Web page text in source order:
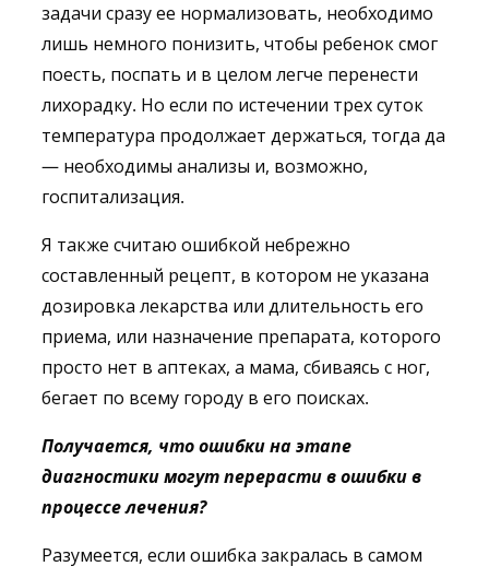
задачи сразу ее нормализовать, необходимо
лишь немного понизить, чтобы ребенок смог
поесть, поспать и в целом легче перенести
лихорадку. Но если по истечении трех суток
температура продолжает держаться, тогда да
— необходимы анализы и, возможно,
госпитализация.
Я также считаю ошибкой небрежно
составленный рецепт, в котором не указана
дозировка лекарства или длительность его
приема, или назначение препарата, которого
просто нет в аптеках, а мама, сбиваясь с ног,
бегает по всему городу в его поисках.
Получается, что ошибки на этапе
диагностики могут перерасти в ошибки в
процессе лечения?
Разумеется, если ошибка закралась в самом